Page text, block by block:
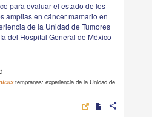
para evaluar el estado de los
amplias en cáncer mamario en
de la Unidad de Tumores
del Hospital General de México
tempranas: experiencia de la Unidad de
share